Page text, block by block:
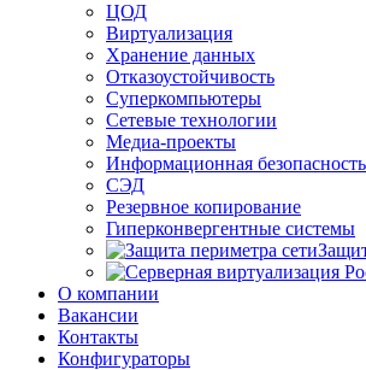
ЦОД
Виртуализация
Хранение данных
Отказоустойчивость
Суперкомпьютеры
Сетевые технологии
Медиа-проекты
Информационная безопасность
СЭД
Резервное копирование
Гиперконвергентные системы
О компании
Вакансии
Контакты
Конфигураторы